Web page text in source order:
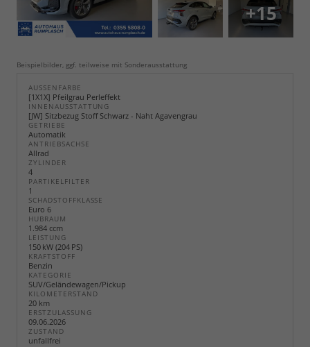
+15
Beispielbilder, ggf. teilweise mit Sonderausstattung
AUSSENFARBE
[1X1X] Pfeilgrau Perleffekt
INNENAUSSTATTUNG
[JW] Sitzbezug Stoff Schwarz - Naht Agavengrau
GETRIEBE
Automatik
ANTRIEBSACHSE
Allrad
ZYLINDER
4
PARTIKELFILTER
1
SCHADSTOFFKLASSE
Euro 6
HUBRAUM
1.984 ccm
LEISTUNG
150 kW (204 PS)
KRAFTSTOFF
Benzin
KATEGORIE
SUV/Geländewagen/Pickup
KILOMETERSTAND
20 km
ERSTZULASSUNG
09.06.2026
ZUSTAND
unfallfrei